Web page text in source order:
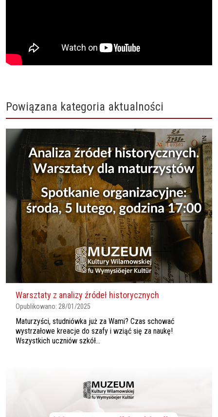
Powiązana kategoria aktualności
Warsztaty z analizy źródeł historycznych
Opublikowano: 28/01/2025
Maturzyści, studniówka już za Wami? Czas schować
wystrzałowe kreacje do szafy i wziąć się za naukę!
Wszystkich uczniów szkół...